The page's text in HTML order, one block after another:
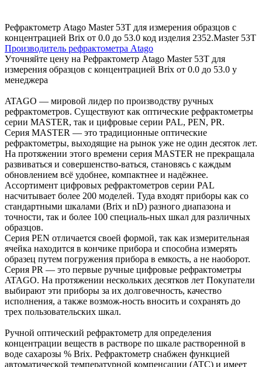
Рефрактометр Atago Master 53T для измерения образцов с
концентрацией Brix от 0.0 до 53.0 код изделия 2352.Master 53T
Производитель рефрактометра Atago
Уточняйте цену на Рефрактометр Atago Master 53T для
измерения образцов с концентрацией Brix от 0.0 до 53.0 у
менеджера
ATAGO — мировой лидер по производству ручных
рефрактометров. Существуют как оптические рефрактометры
серии MASTER, так и цифровые серии PAL, PEN, PR.
Серия MASTER — это традиционные оптические
рефрактометры, выходящие на рынок уже не один десяток лет.
На протяжении этого времени серия MASTER не прекращала
развиваться и совершенство-ваться, становясь с каждым
обновлением всё удобнее, компактнее и надёжнее.
Ассортимент цифровых рефрактометров серии PAL
насчитывает более 200 моделей. Туда входят приборы как со
стандартными шкалами (Brix и nD) разного диапазона и
точности, так и более 100 специаль-ных шкал для различных
образцов.
Серия PEN отличается своей формой, так как измерительная
ячейка находится в кончике прибора и способна измерять
образец путем погружения прибора в емкость, а не наоборот.
Серия PR — это первые ручные цифровые рефрактометры
ATAGO. На протяжении нескольких десятков лет Покупатели
выбирают эти приборы за их долговечность, качество
исполнения, а также возмож-ность вносить и сохранять до
трех пользовательских шкал.
Ручной оптический рефрактометр для определения
концентрации веществ в растворе по шкале растворенной в
воде сахарозы % Brix. Рефрактометр снабжен функцией
автоматической температурной компенсации (ATC) и имеет